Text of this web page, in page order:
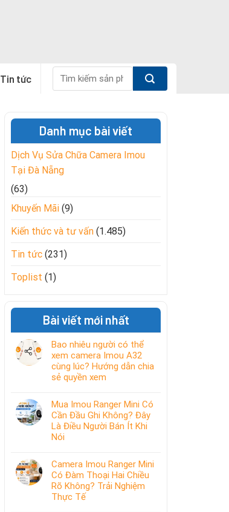
Tin tức
kiếm:
Danh mục bài viết
Dịch Vụ Sửa Chữa Camera Imou
Tại Đà Nẵng
(63)
Khuyến Mãi (9)
Kiến thức và tư vấn (1.485)
Tin tức (231)
Toplist (1)
Bài viết mới nhất
Bao nhiêu người có thể
xem camera Imou A32
cùng lúc? Hướng dẫn chia
sẻ quyền xem
Mua Imou Ranger Mini Có
Cần Đầu Ghi Không? Đây
Là Điều Người Bán Ít Khi
Nói
Camera Imou Ranger Mini
Có Đàm Thoại Hai Chiều
Rõ Không? Trải Nghiệm
Thực Tế